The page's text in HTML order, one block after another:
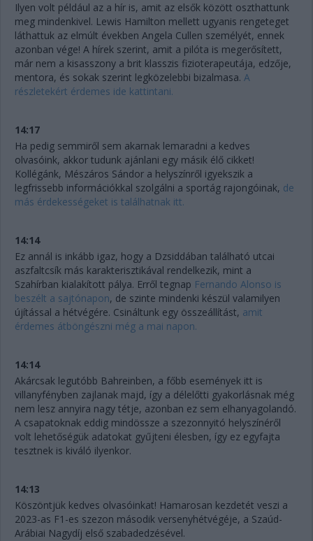
Ilyen volt például az a hír is, amit az elsők között oszthattunk
meg mindenkivel. Lewis Hamilton mellett ugyanis rengeteget
láthattuk az elmúlt években Angela Cullen személyét, ennek
azonban vége! A hírek szerint, amit a pilóta is megerősített,
már nem a kisasszony a brit klasszis fizioterapeutája, edzője,
mentora, és sokak szerint legközelebbi bizalmasa. A
részletekért érdemes ide kattintani.
14:17
Ha pedig semmiről sem akarnak lemaradni a kedves
olvasóink, akkor tudunk ajánlani egy másik élő cikket!
Kollégánk, Mészáros Sándor a helyszínről igyekszik a
legfrissebb információkkal szolgálni a sportág rajongóinak, de
más érdekességeket is találhatnak itt.
14:14
Ez annál is inkább igaz, hogy a Dzsiddában található utcai
aszfaltcsík más karakterisztikával rendelkezik, mint a
Szahírban kialakított pálya. Erről tegnap Fernando Alonso is
beszélt a sajtónapon, de szinte mindenki készül valamilyen
újítással a hétvégére. Csináltunk egy összeállítást, amit
érdemes átböngészni még a mai napon.
14:14
Akárcsak legutóbb Bahreinben, a főbb események itt is
villanyfényben zajlanak majd, így a délelőtti gyakorlásnak még
nem lesz annyira nagy tétje, azonban ez sem elhanyagolandó.
A csapatoknak eddig mindössze a szezonnyitó helyszínéről
volt lehetőségük adatokat gyűjteni élesben, így ez egyfajta
tesztnek is kiváló ilyenkor.
14:13
Köszöntjük kedves olvasóinkat! Hamarosan kezdetét veszi a
2023-as F1-es szezon második versenyhétvégéje, a Szaúd-
Arábiai Nagydíj első szabadedzésével.